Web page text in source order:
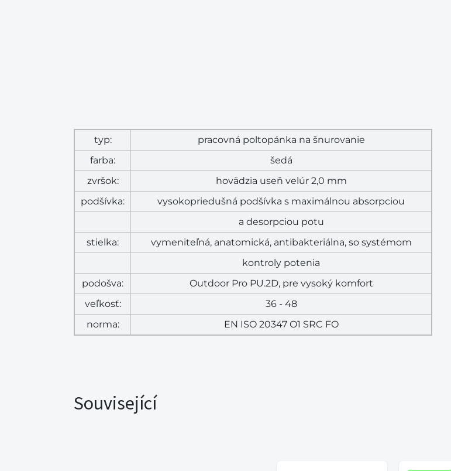
typ:
pracovná poltopánka na šnurovanie
farba:
šedá
zvršok:
hovädzia useň velúr 2,0 mm
podšívka:
vysokopriedušná podšívka s maximálnou absorpciou
a desorpciou potu
stielka:
vymeniteľná, anatomická, antibakteriálna, so systémom
kontroly potenia
podošva:
Outdoor Pro PU.2D, pre vysoký komfort
veľkosť:
36 - 48
norma:
EN ISO 20347 O1 SRC FO
Související